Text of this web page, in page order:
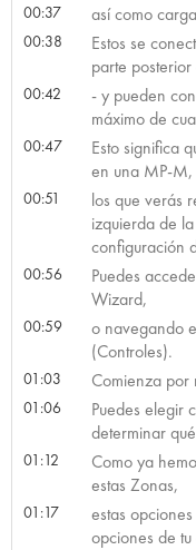
00:37 así como
00:38
Estos se
parte
00:42
- y pueden
máximo de
00:47
Esto significa
en una MP-M,
00:51
los que verás
izquierda de
configuración
00:56
Puedes
Wizard,
00:59
o navegando
(Controles).
01:03 Comienza por
01:06
Puedes elegir
determinar
01:12
Como ya
estas Zonas,
01:17
estas
opciones de